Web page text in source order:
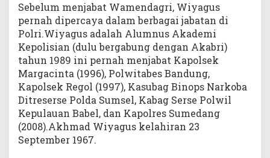
Sebelum menjabat Wamendagri, Wiyagus
pernah dipercaya dalam berbagai jabatan di
Polri.Wiyagus adalah Alumnus Akademi
Kepolisian (dulu bergabung dengan Akabri)
tahun 1989 ini pernah menjabat Kapolsek
Margacinta (1996), Polwitabes Bandung,
Kapolsek Regol (1997), Kasubag Binops Narkoba
Ditreserse Polda Sumsel, Kabag Serse Polwil
Kepulauan Babel, dan Kapolres Sumedang
(2008).Akhmad Wiyagus kelahiran 23
September 1967.